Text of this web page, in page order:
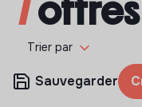
7offres
Trier par
Sauvegarder